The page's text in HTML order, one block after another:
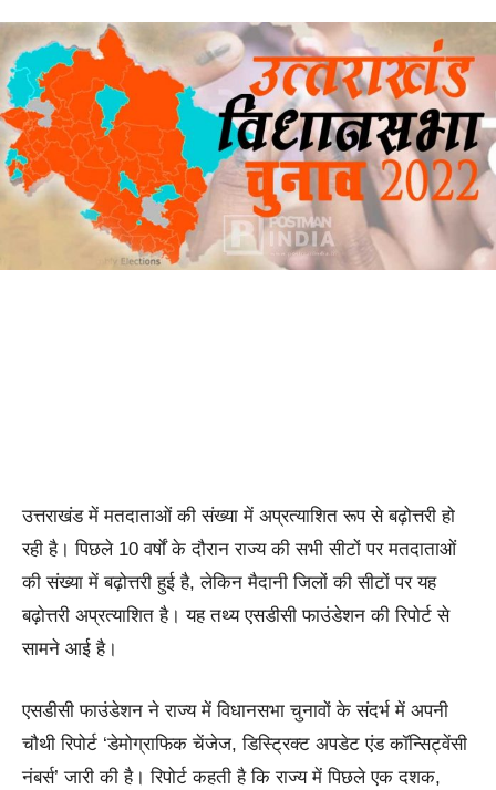
उत्तराखंड में मतदाताओं की संख्या में अप्रत्याशित रूप से बढ़ोत्तरी हो
रही है। पिछले 10 वर्षों के दौरान राज्य की सभी सीटों पर मतदाताओं
की संख्या में बढ़ोत्तरी हुई है, लेकिन मैदानी जिलों की सीटों पर यह
बढ़ोत्तरी अप्रत्याशित है। यह तथ्य एसडीसी फाउंडेशन की रिपोर्ट से
सामने आई है।
एसडीसी फाउंडेशन ने राज्य में विधानसभा चुनावों के संदर्भ में अपनी
चौथी रिपोर्ट ‘डेमोग्राफिक चेंजेज, डिस्ट्रिक्ट अपडेट एंड कॉन्सिट्वेंसी
नंबर्स’ जारी की है। रिपोर्ट कहती है कि राज्य में पिछले एक दशक,